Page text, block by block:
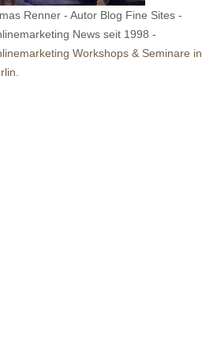
Renner - Autor Blog Fine Sites -
News seit 1998 -
Workshops & Seminare in